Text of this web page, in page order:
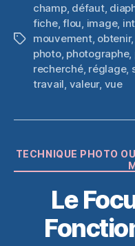
Étiquettes
champ, défaut,
fiche,flou image,
mouvement, obtenir,
photo, photographe,
recherché, réglage,
travail valeur, vue
TECHNIQUE PHOTO
Le